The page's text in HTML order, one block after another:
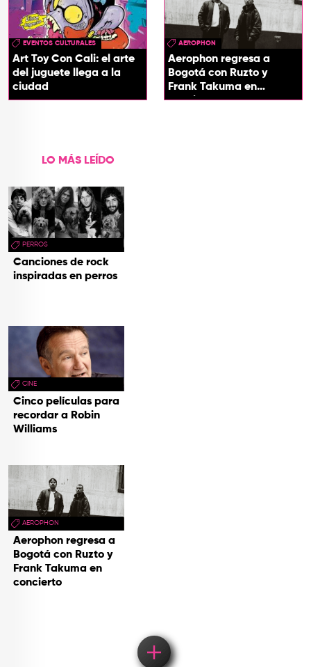
EVENTOS CULTURALES
Art Toy Con Cali: el arte
del juguete llega a la
ciudad
AEROPHON
Aerophon regresa a
Bogotá con Ruzto y
Frank Takuma en
concierto
LO MÁS LEÍDO
PERROS
Canciones de rock
inspiradas en perros
CINE
Cinco películas para
recordar a Robin
Williams
AEROPHON
Aerophon regresa a
Bogotá con Ruzto y
Frank Takuma en
concierto